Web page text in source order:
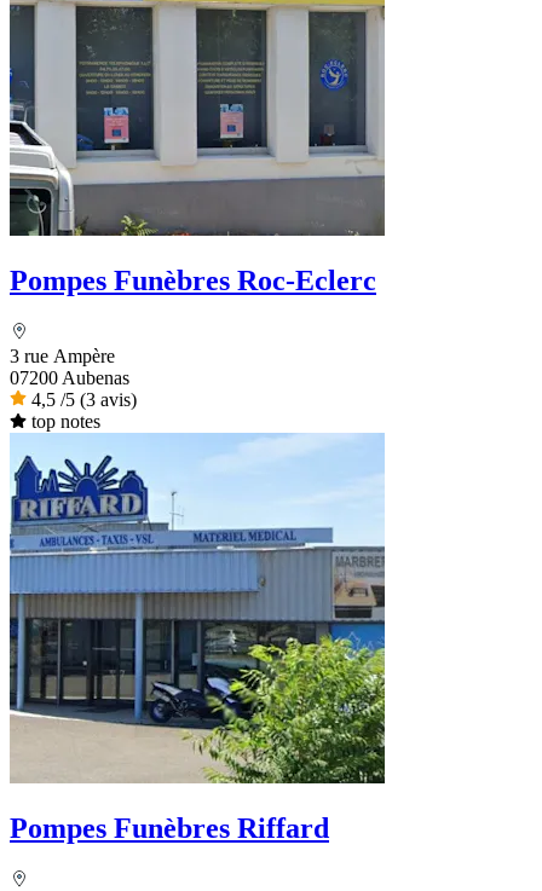
Pompes Funèbres Roc-Eclerc
3 rue Ampère
07200 Aubenas
4,5 /5 (3 avis)
top notes
Pompes Funèbres Riffard